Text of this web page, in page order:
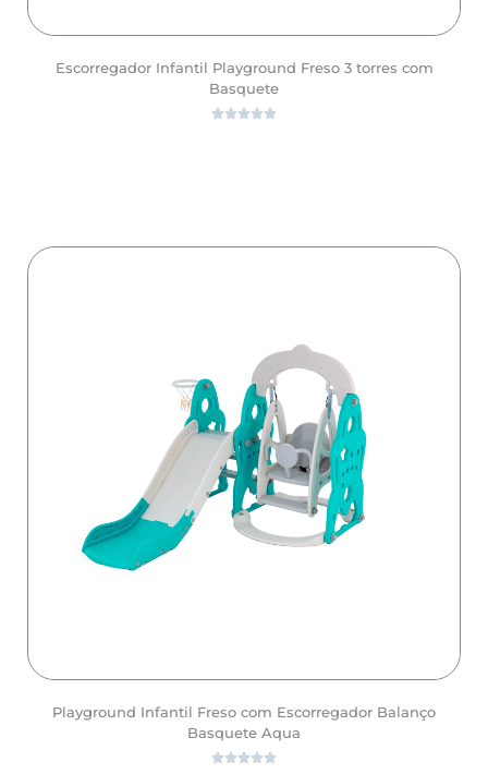
Escorregador Infantil Playground Freso 3 torres com
Basquete

Playground Infantil Freso com Escorregador Balanço
Basquete Aqua
